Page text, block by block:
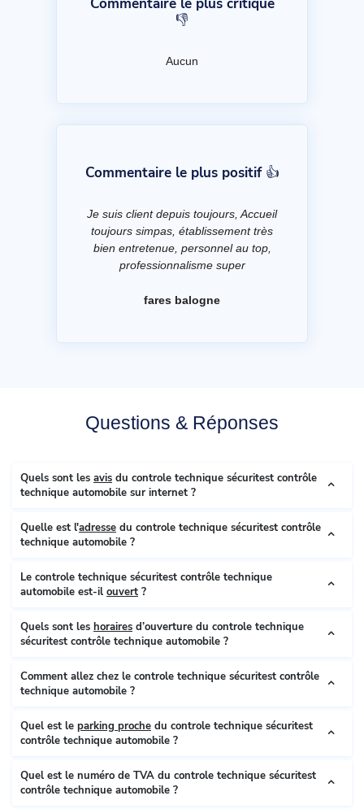
Commentaire le plus critique
👎
Aucun
Commentaire le plus positif 👍
Je suis client depuis toujours, Accueil
toujours simpas, établissement très
bien entretenue, personnel au top,
professionnalisme super
fares balogne
Questions & Réponses
Quels sont les avis du controle technique sécuritest contrôle
technique automobile sur internet ?
Quelle est l'adresse du controle technique sécuritest contrôle
technique automobile ?
Le controle technique sécuritest contrôle technique
automobile est-il ouvert ?
Quels sont les horaires d’ouverture du controle technique
sécuritest contrôle technique automobile ?
Comment allez chez le controle technique sécuritest contrôle
technique automobile ?
Quel est le parking proche du controle technique sécuritest
contrôle technique automobile ?
Quel est le numéro de TVA du controle technique sécuritest
contrôle technique automobile ?